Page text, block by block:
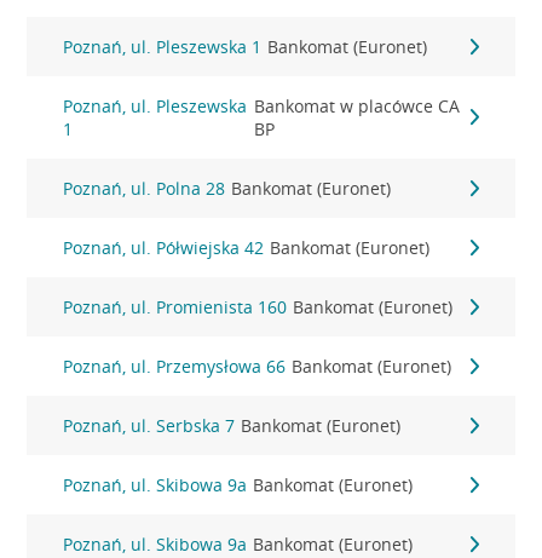
Poznań, ul. Pleszewska 1 Bankomat (Euronet)
Poznań, ul. Pleszewska
1
Bankomat w placówce CA
BP
Poznań, ul. Polna 28 Bankomat (Euronet)
Poznań, ul. Półwiejska 42 Bankomat (Euronet)
Poznań, ul. Promienista 160 Bankomat (Euronet)
Poznań, ul. Przemysłowa 66 Bankomat (Euronet)
Poznań, ul. Serbska 7 Bankomat (Euronet)
Poznań, ul. Skibowa 9a Bankomat (Euronet)
Poznań, ul. Skibowa 9a Bankomat (Euronet)